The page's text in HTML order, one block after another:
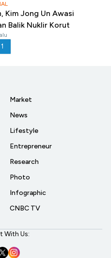
Kim Jong Un Awasi
Balik Nuklir Korut
1
Market
News
Lifestyle
Entrepreneur
Research
Photo
Infographic
CNBC TV
With Us: